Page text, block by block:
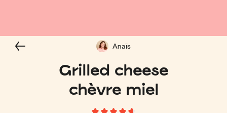
Grilled cheese
chèvre miel
Anaïs